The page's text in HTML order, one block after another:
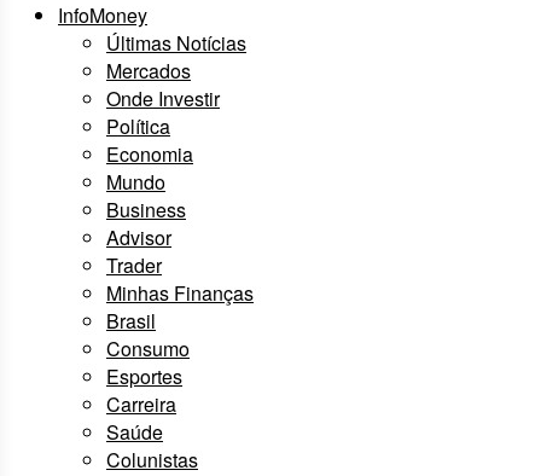
InfoMoney
Últimas Notícias
Mercados
Onde Investir
Política
Economia
Mundo
Business
Advisor
Trader
Minhas Finanças
Brasil
Consumo
Esportes
Carreira
Saúde
Colunistas